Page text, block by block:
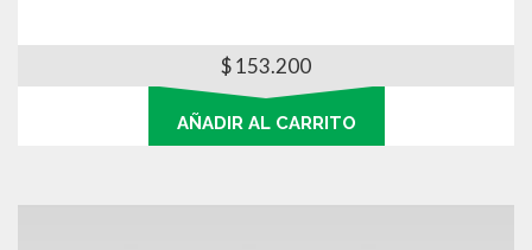
$153.200
AÑADIR AL CARRITO